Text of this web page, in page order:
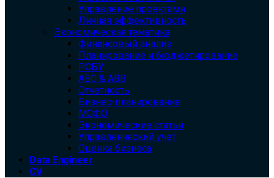
Управление проектами
Личная эффективность
Экономическая тематика
Финансовый анализ
Планирование и бюджетирование
РСБУ
ABC & ABB
Отчетность
Бизнес-планирование
МСФО
Экономические статьи
Управленческий учет
Оценка бизнеса
Data Engineer
CV